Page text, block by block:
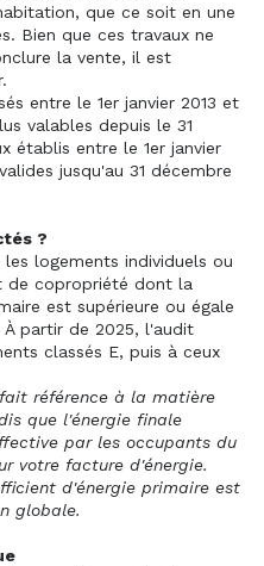
que ce soit en une
Bien que ces travaux ne
la vente, il est
entre le 1er janvier 2013 et
valables depuis le 31
établis entre le 1er janvier
jusqu'au 31 décembre
?
logements individuels ou
de copropriété dont la
est supérieure ou égale
À partir de 2025, l'audit
classés E, puis à ceux
référence à la matière
que l'énergie finale
par les occupants du
votre facture d'énergie.
d'énergie primaire est
globale.